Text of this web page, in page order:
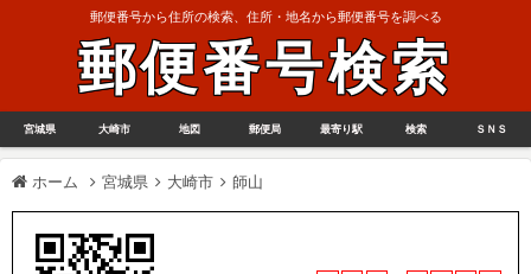
郵便番号から住所の検索、住所・地名から郵便番号を調べる
郵便番号検索
宮城県 大崎市 地図 郵便局 最寄り駅 検索 ＳＮＳ
ホーム 宮城県 大崎市 師山